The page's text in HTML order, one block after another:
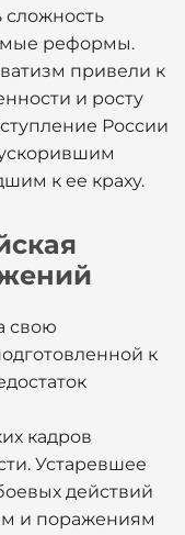
сложность
реформы.
привели к
и росту
России
к ее краху.
свою
к
кадров
Устаревшее
действий
и поражениям